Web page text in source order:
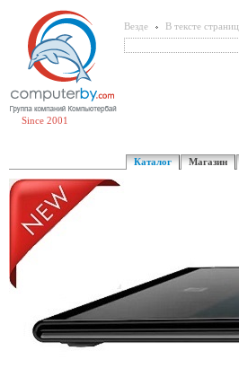
Since 2001
Везде В тексте страниц
Каталог Магазин